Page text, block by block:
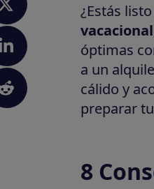
¿Estás
vacacional
óptimas
a un
cálido y
preparar
8